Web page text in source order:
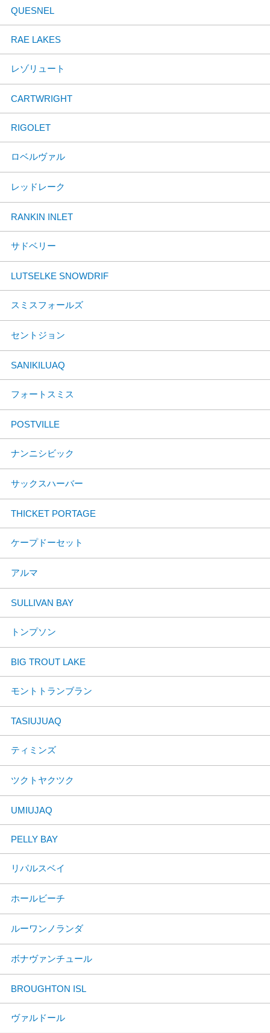
QUESNEL
RAE LAKES
レゾリュート
CARTWRIGHT
RIGOLET
ロベルヴァル
レッドレーク
RANKIN INLET
サドベリー
LUTSELKE SNOWDRIF
スミスフォールズ
セントジョン
SANIKILUAQ
フォートスミス
POSTVILLE
ナンニシビック
サックスハーバー
THICKET PORTAGE
ケープドーセット
アルマ
SULLIVAN BAY
トンプソン
BIG TROUT LAKE
モントトランブラン
TASIUJUAQ
ティミンズ
ツクトヤクツク
UMIUJAQ
PELLY BAY
リパルスベイ
ホールビーチ
ルーワンノランダ
ボナヴァンチュール
BROUGHTON ISL
ヴァルドール